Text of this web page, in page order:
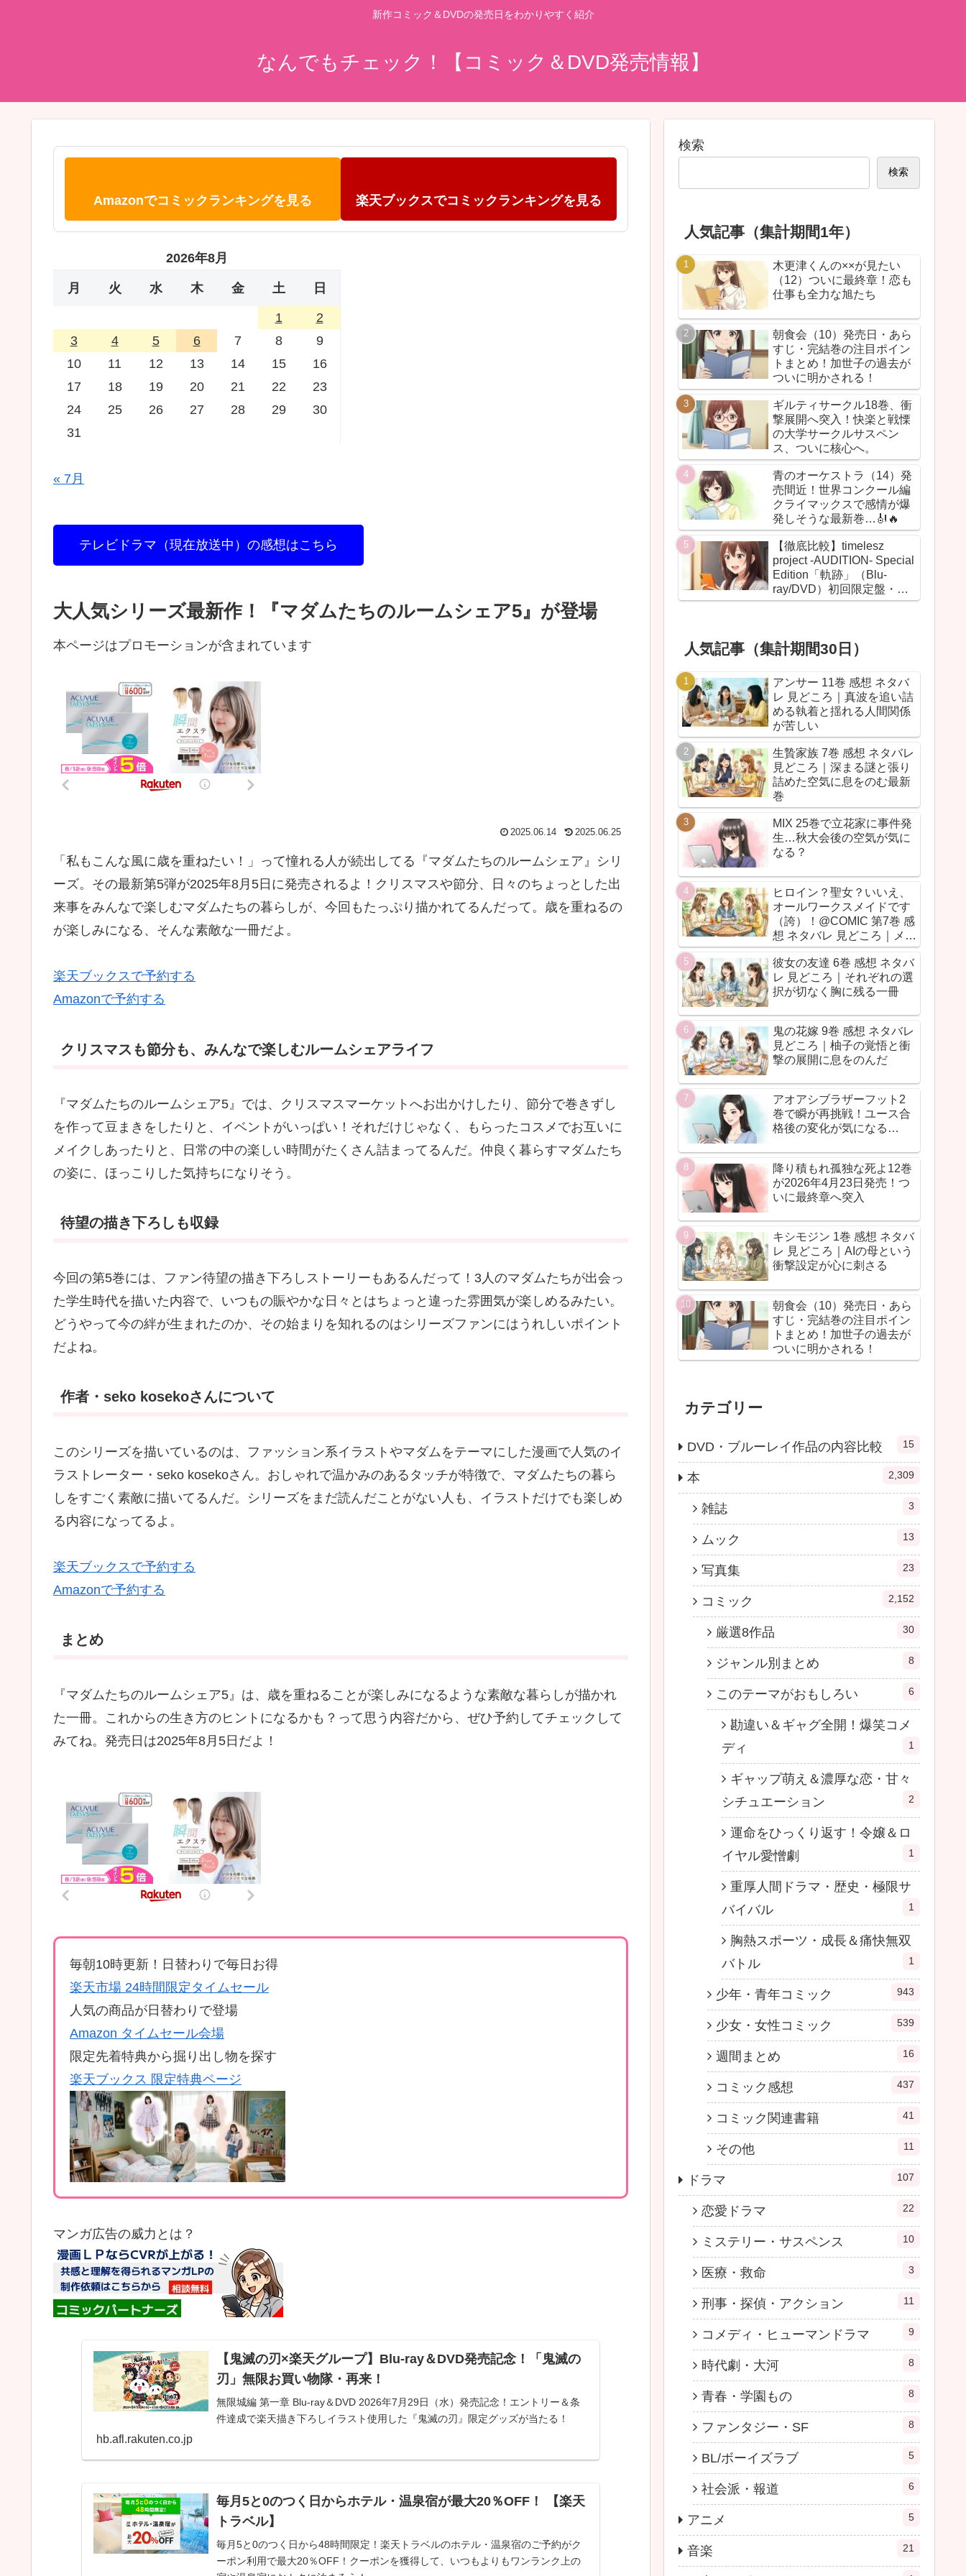
新作コミック＆DVDの発売日をわかりやすく紹介
なんでもチェック！【コミック＆DVD発売情報】
Amazonでコミックランキングを見る 楽天ブックスでコミックランキングを見る
2026年8月
月 火 水 木 金 土 日
1
2
3
4 5 6 7 8
9
10
11 12 13 14 15
16
17
18 19 20 21 22
23
24
25 26 27 28 29
30
31
« 7月
テレビドラマ（現在放送中）の感想はこちら
大人気シリーズ最新作！『マダムたちのルームシェア5』が登場
本ページはプロモーションが含まれています
2025.06.14 2025.06.25
「私もこんな風に歳を重ねたい！」って憧れる人が続出してる『マダムたちのルームシェア』シリ
ーズ。その最新第5弾が2025年8月5日に発売されるよ！クリスマスや節分、日々のちょっとした出
来事をみんなで楽しむマダムたちの暮らしが、今回もたっぷり描かれてるんだって。歳を重ねるの
が楽しみになる、そんな素敵な一冊だよ。
楽天ブックスで予約する
Amazonで予約する
クリスマスも節分も、みんなで楽しむルームシェアライフ
『マダムたちのルームシェア5』では、クリスマスマーケットへお出かけしたり、節分で巻きずし
を作って豆まきをしたりと、イベントがいっぱい！それだけじゃなく、もらったコスメでお互いに
メイクしあったりと、日常の中の楽しい時間がたくさん詰まってるんだ。仲良く暮らすマダムたち
の姿に、ほっこりした気持ちになりそう。
待望の描き下ろしも収録
今回の第5巻には、ファン待望の描き下ろしストーリーもあるんだって！3人のマダムたちが出会っ
た学生時代を描いた内容で、いつもの賑やかな日々とはちょっと違った雰囲気が楽しめるみたい。
どうやって今の絆が生まれたのか、その始まりを知れるのはシリーズファンにはうれしいポイント
だよね。
作者・seko kosekoさんについて
このシリーズを描いているのは、ファッション系イラストやマダムをテーマにした漫画で人気のイ
ラストレーター・seko kosekoさん。おしゃれで温かみのあるタッチが特徴で、マダムたちの暮ら
しをすごく素敵に描いてるんだ。シリーズをまだ読んだことがない人も、イラストだけでも楽しめ
る内容になってるよ。
楽天ブックスで予約する
Amazonで予約する
まとめ
『マダムたちのルームシェア5』は、歳を重ねることが楽しみになるような素敵な暮らしが描かれ
た一冊。これからの生き方のヒントになるかも？って思う内容だから、ぜひ予約してチェックして
みてね。発売日は2025年8月5日だよ！
毎朝10時更新！日替わりで毎日お得
楽天市場 24時間限定タイムセール
人気の商品が日替わりで登場
Amazon タイムセール会場
限定先着特典から掘り出し物を探す
楽天ブックス 限定特典ページ
マンガ広告の威力とは？
【鬼滅の刃×楽天グループ】Blu-ray＆DVD発売記念！「鬼滅の
刃」無限お買い物隊・再来！
無限城編 第一章 Blu-ray＆DVD 2026年7月29日（水）発売記念！エントリー＆条
件達成で楽天描き下ろしイラスト使用した『鬼滅の刃』限定グッズが当たる！
hb.afl.rakuten.co.jp
毎月5と0のつく日からホテル・温泉宿が最大20％OFF！ 【楽天
トラベル】
毎月5と0のつく日から48時間限定！楽天トラベルのホテル・温泉宿のご予約がク
ーポン利用で最大20％OFF！クーポンを獲得して、いつもよりもワンランク上の
検索
検索
人気記事（集計期間1年）
木更津くんの××が見たい
（12）ついに最終章！恋も
仕事も全力な旭たち
朝食会（10）発売日・あら
すじ・完結巻の注目ポイン
トまとめ！加世子の過去が
ついに明かされる！
ギルティサークル18巻、衝
撃展開へ突入！快楽と戦慄
の大学サークルサスペン
ス、ついに核心へ。
青のオーケストラ（14）発
売間近！世界コンクール編
クライマックスで感情が爆
発しそうな最新巻…🎻🔥
【徹底比較】timelesz
project -AUDITION- Special
Edition「軌跡」（Blu-
ray/DVD）初回限定盤・通
常盤の違いまとめ！【グッ
人気記事（集計期間30日）
アンサー 11巻 感想 ネタバ
レ 見どころ｜真波を追い詰
める執着と揺れる人間関係
が苦しい
生贄家族 7巻 感想 ネタバレ
見どころ｜深まる謎と張り
詰めた空気に息をのむ最新
巻
MIX 25巻で立花家に事件発
生…秋大会後の空気が気に
なる？
ヒロイン？聖女？いいえ、
オールワークスメイドです
（誇）！@COMIC 第7巻 感
想 ネタバレ 見どころ｜メイ
ド魂が今回も全力だった
彼女の友達 6巻 感想 ネタバ
レ 見どころ｜それぞれの選
択が切なく胸に残る一冊
鬼の花嫁 9巻 感想 ネタバレ
見どころ｜柚子の覚悟と衝
撃の展開に息をのんだ
アオアシブラザーフット2
巻で瞬が再挑戦！ユース合
格後の変化が気になる…
降り積もれ孤独な死よ12巻
が2026年4月23日発売！つ
いに最終章へ突入
キシモジン 1巻 感想 ネタバ
レ 見どころ｜AIの母という
衝撃設定が心に刺さる
朝食会（10）発売日・あら
すじ・完結巻の注目ポイン
トまとめ！加世子の過去が
ついに明かされる！
カテゴリー
DVD・ブルーレイ作品の内容比較 15
本 2,309
雑誌 3
ムック 13
写真集 23
コミック 2,152
厳選8作品 30
ジャンル別まとめ 8
このテーマがおもしろい 6
勘違い＆ギャグ全開！爆笑コメ
ディ
1
ギャップ萌え＆濃厚な恋・甘々
シチュエーション
2
運命をひっくり返す！令嬢＆ロ
イヤル愛憎劇
1
重厚人間ドラマ・歴史・極限サ
バイバル
1
胸熱スポーツ・成長＆痛快無双
バトル
1
少年・青年コミック 943
少女・女性コミック 539
週間まとめ 16
コミック感想 437
コミック関連書籍 41
その他 11
ドラマ 107
恋愛ドラマ 22
ミステリー・サスペンス 10
医療・救命 3
刑事・探偵・アクション 11
コメディ・ヒューマンドラマ 9
時代劇・大河 8
青春・学園もの 8
ファンタジー・SF 8
BL/ボーイズラブ 5
社会派・報道 6
アニメ 5
音楽 21